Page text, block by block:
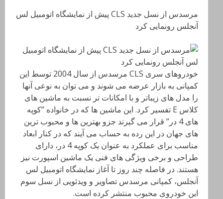
مرسدس از نسل جدید CLS پیش از نمایشگاه اتومبیل لس
آنجلس رونمایی کرد
خودروهای سری CLS مرسدس از سال 2004 توسط این
کمپانی به بازار عرضه می شوند و می توان به نوعی آنها
را مدل های زیباتر و با امکانات تر نسبت به ماشین های
کلاس E تفسیر کرد. این ماشین ها که در خانواده “کوپه
های 4 در” قرار می گیرند جزو بهترین ها و محبوب ترین
های جهان در این رده به حساب می آیند که در کنار ابعاد
مناسب برای عملکرد به عنوان یک کوپه 4 در، دارای
طراحی و برخی ویژگی های فنی یک ماشین اسپورت نیز
هستند. در فاصله چند روز تا آغاز نمایشگاه اتومبیل لس
آنجلس، کمپانی مرسدس تصاویر و ویدئویی از نسل سوم
این خودروی محبوب منتشر کرده است.